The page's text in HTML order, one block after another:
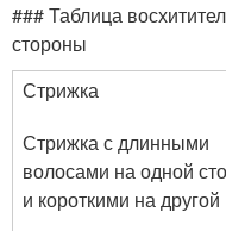
### Таблица
стороны
Стрижка
Стрижка с длинными
волосами на одной
и короткими на другой